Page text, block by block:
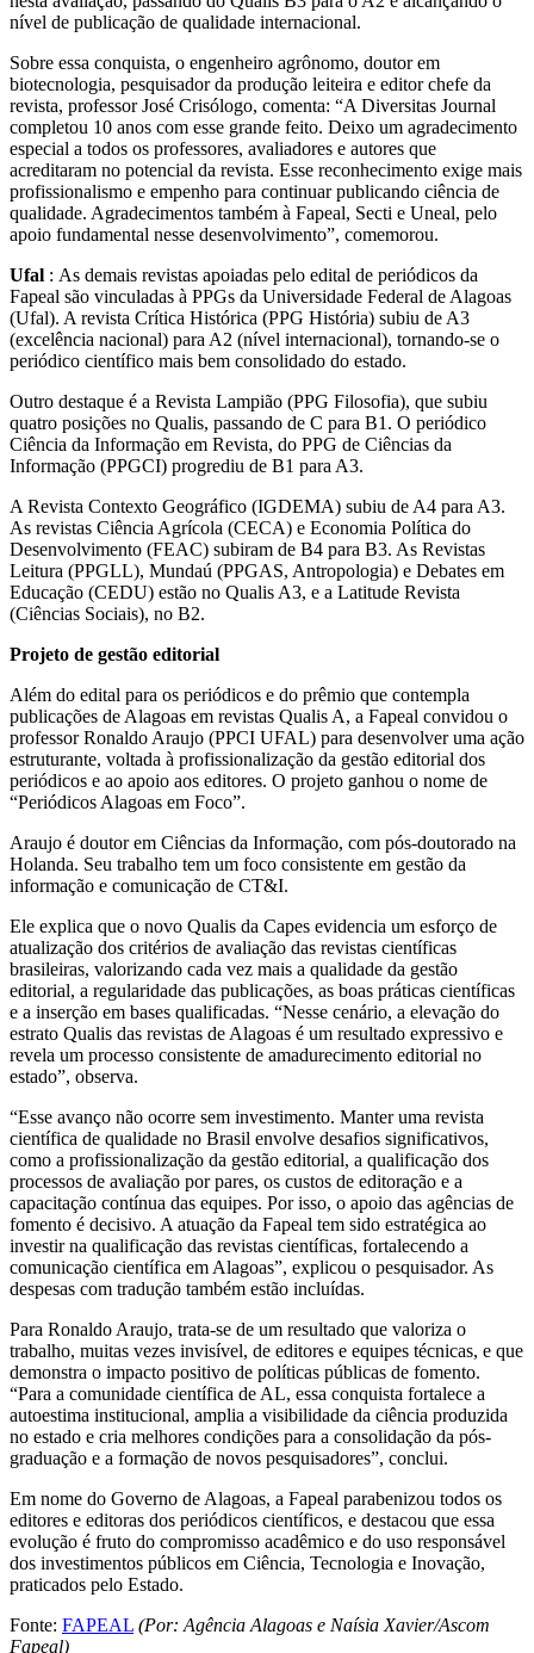
nível de publicação de qualidade internacional.
Sobre essa conquista, o engenheiro agrônomo, doutor em
biotecnologia, pesquisador da produção leiteira e editor chefe da
revista, professor José Crisólogo, comenta: “A Diversitas Journal
completou 10 anos com esse grande feito. Deixo um agradecimento
especial a todos os professores, avaliadores e autores que
acreditaram no potencial da revista. Esse reconhecimento exige mais
profissionalismo e empenho para continuar publicando ciência de
qualidade. Agradecimentos também à Fapeal, Secti e Uneal, pelo
apoio fundamental nesse desenvolvimento”, comemorou.
Ufal : As demais revistas apoiadas pelo edital de periódicos da
Fapeal são vinculadas à PPGs da Universidade Federal de Alagoas
(Ufal). A revista Crítica Histórica (PPG História) subiu de A3
(excelência nacional) para A2 (nível internacional), tornando-se o
periódico científico mais bem consolidado do estado.
Outro destaque é a Revista Lampião (PPG Filosofia), que subiu
quatro posições no Qualis, passando de C para B1. O periódico
Ciência da Informação em Revista, do PPG de Ciências da
Informação (PPGCI) progrediu de B1 para A3.
A Revista Contexto Geográfico (IGDEMA) subiu de A4 para A3.
As revistas Ciência Agrícola (CECA) e Economia Política do
Desenvolvimento (FEAC) subiram de B4 para B3. As Revistas
Leitura (PPGLL), Mundaú (PPGAS, Antropologia) e Debates em
Educação (CEDU) estão no Qualis A3, e a Latitude Revista
(Ciências Sociais), no B2.
Projeto de gestão editorial
Além do edital para os periódicos e do prêmio que contempla
publicações de Alagoas em revistas Qualis A, a Fapeal convidou o
professor Ronaldo Araujo (PPCI UFAL) para desenvolver uma ação
estruturante, voltada à profissionalização da gestão editorial dos
periódicos e ao apoio aos editores. O projeto ganhou o nome de
“Periódicos Alagoas em Foco”.
Araujo é doutor em Ciências da Informação, com pós-doutorado na
Holanda. Seu trabalho tem um foco consistente em gestão da
informação e comunicação de CT&I.
Ele explica que o novo Qualis da Capes evidencia um esforço de
atualização dos critérios de avaliação das revistas científicas
brasileiras, valorizando cada vez mais a qualidade da gestão
editorial, a regularidade das publicações, as boas práticas científicas
e a inserção em bases qualificadas. “Nesse cenário, a elevação do
estrato Qualis das revistas de Alagoas é um resultado expressivo e
revela um processo consistente de amadurecimento editorial no
estado”, observa.
“Esse avanço não ocorre sem investimento. Manter uma revista
científica de qualidade no Brasil envolve desafios significativos,
como a profissionalização da gestão editorial, a qualificação dos
processos de avaliação por pares, os custos de editoração e a
capacitação contínua das equipes. Por isso, o apoio das agências de
fomento é decisivo. A atuação da Fapeal tem sido estratégica ao
investir na qualificação das revistas científicas, fortalecendo a
comunicação científica em Alagoas”, explicou o pesquisador. As
despesas com tradução também estão incluídas.
Para Ronaldo Araujo, trata-se de um resultado que valoriza o
trabalho, muitas vezes invisível, de editores e equipes técnicas, e que
demonstra o impacto positivo de políticas públicas de fomento.
“Para a comunidade científica de AL, essa conquista fortalece a
autoestima institucional, amplia a visibilidade da ciência produzida
no estado e cria melhores condições para a consolidação da pós-
graduação e a formação de novos pesquisadores”, conclui.
Em nome do Governo de Alagoas, a Fapeal parabenizou todos os
editores e editoras dos periódicos científicos, e destacou que essa
evolução é fruto do compromisso acadêmico e do uso responsável
dos investimentos públicos em Ciência, Tecnologia e Inovação,
praticados pelo Estado.
Fonte: FAPEAL (Por: Agência Alagoas e Naísia Xavier/Ascom
Fapeal)